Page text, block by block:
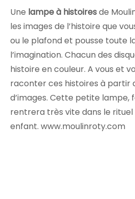
Une lampe à histoiresde
les images de l’histoire que
ou le plafond et pousse toute
l’imagination. Chacun des
histoire en couleur. A vous et
raconter ces histoires à partir
d’images. Cette petite lampe,
rentrera très vite dans le
enfant. www.moulinroty.com